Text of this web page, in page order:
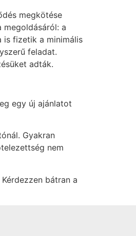
megkötése
a
is fizetik a minimális
feladat.
adták.
egy új ajánlatot
Gyakran
nem
bátran a